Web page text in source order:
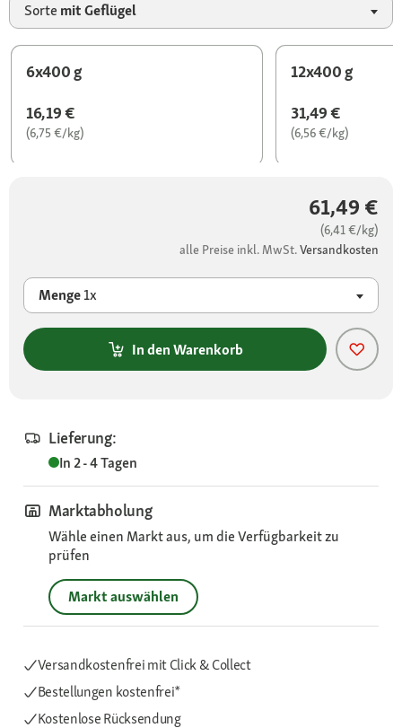
Sorte mit Geflügel
6x400 g
16,19 €
(6,75 €/kg)
12x400 g
31,49 €
(6,56 €/kg)
61,49 €
(6,41 €/kg)
alle Preise inkl. MwSt.Versandkosten
Menge1x
In den Warenkorb
Lieferung:
In 2 - 4 Tagen
Marktabholung
Wähle einen Markt aus, um die Verfügbarkeit zu
prüfen
Markt auswählen
Versandkostenfrei mit Click & Collect
Bestellungen kostenfrei*
Kostenlose Rücksendung